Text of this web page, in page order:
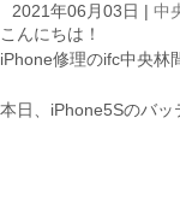
2021年06月03日
中
こんにちは！
iPhone修理のifc中央林
本日、iPhone5Sのバッ